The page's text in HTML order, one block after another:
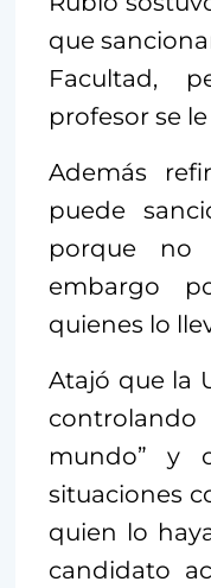
que
Facultad,
profesor se
Además
puede
porque no
embargo
quienes lo
Atajó que la
mundo” y
situaciones
quien lo
candidato